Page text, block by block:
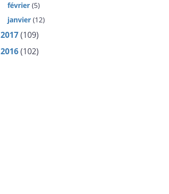
février (5)
janvier (12)
2017(109)
2016(102)